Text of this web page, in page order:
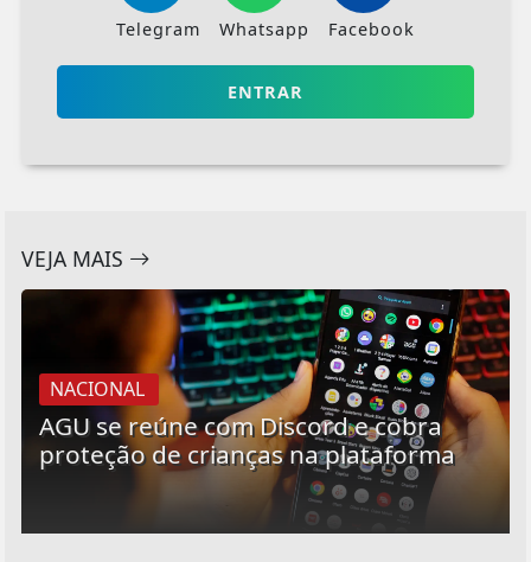
Telegram Whatsapp Facebook
ENTRAR
VEJA MAIS
NACIONAL
AGU se reúne com Discord e cobra
proteção de crianças na plataforma